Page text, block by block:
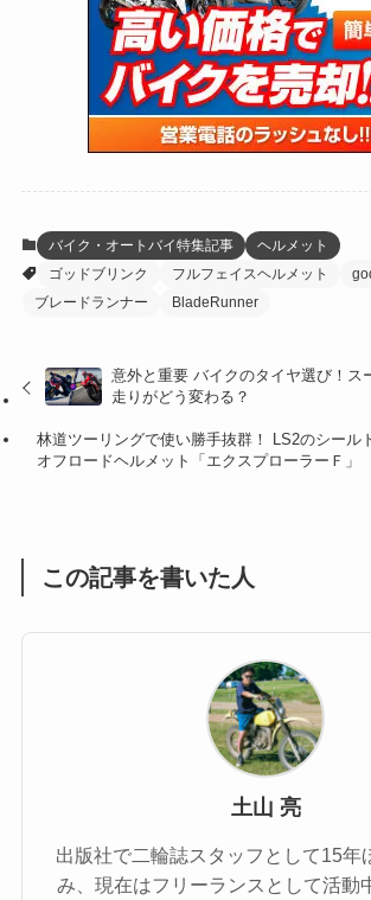
(12)
(65)
(109)
(47)
(15)
(5)
(6)
(17)
(5)
(27)
(131)
(21)
(61)
(98)
(13)
(60)
(274)
(171)
(38)
(47)
(59)
(41)
(47)
(204)
(34)
(35)
(41)
(19)
(12)
(16)
(4)
(16)
(1)
バイク・オートバイ特集記事
ヘルメット
ゴッドブリンク
フルフェイスヘルメット
ブレードランナー
BladeRunner
意外と重要 バイクのタイヤ選び！ス
走りがどう変わる？
林道ツーリングで使い勝手抜群！ LS2のシール
オフロードヘルメット「エクスプローラーＦ」
この記事を書いた人
土山 亮
出版社で二輪誌スタッフとして15年
み、現在はフリーランスとして活動